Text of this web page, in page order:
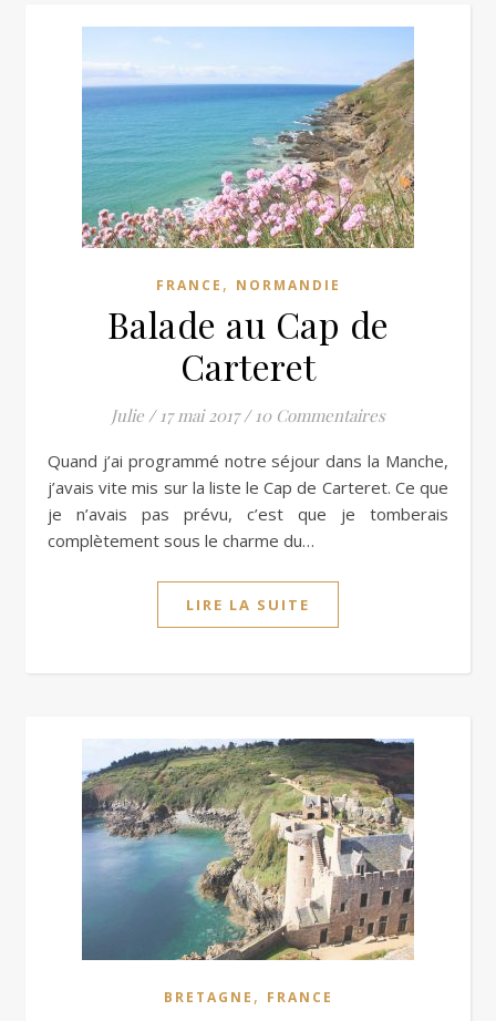
FRANCE , NORMANDIE
Balade au Cap de
Carteret
Julie / 17 mai 2017 / 10 Commentaires
Quand j’ai programmé notre séjour dans la Manche,
j’avais vite mis sur la liste le Cap de Carteret. Ce que
je n’avais pas prévu, c’est que je tomberais
complètement sous le charme du…
LIRE LA SUITE
BRETAGNE , FRANCE